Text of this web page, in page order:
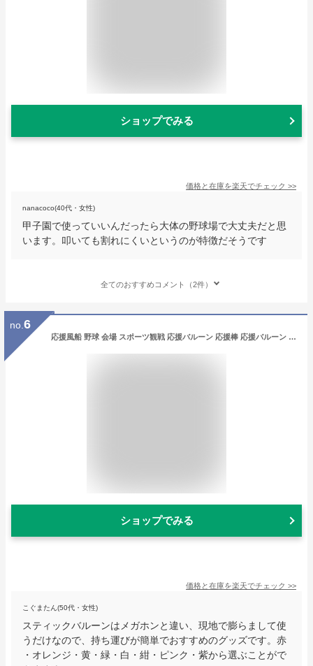
ショップでみる
価格と在庫を楽天でチェック >>
nanacoco(40代・女性)
甲子園で使っていいんだったら大体の野球場で大丈夫だと思
います。叩いても割れにくいというのが特徴だそうです
全てのおすすめコメント（2件）
no. 6
応援風船 野球 会場 スポーツ観戦 応援バルーン 応援棒 応援バルーン スティックバルーン20個 イベント 運動会 体育祭 チーム分け 応援グッズ ストロー付き バルーン チアスティック 赤 レッド ブルー 青 イエロー 黄色 グリーン 緑 オレンジ
ショップでみる
価格と在庫を楽天でチェック >>
こぐまたん(50代・女性)
スティックバルーンはメガホンと違い、現地で膨らまして使
うだけなので、持ち運びが簡単でおすすめのグッズです。赤
・オレンジ・黄・緑・白・紺・ピンク・紫から選ぶことがで